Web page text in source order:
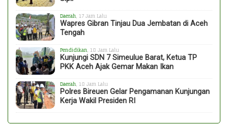
Daerah , 17 Jam Lalu
Wapres Gibran Tinjau Dua Jembatan di Aceh
Tengah
Pendidikan , 18 Jam Lalu
Kunjungi SDN 7 Simeulue Barat, Ketua TP
PKK Aceh Ajak Gemar Makan Ikan
Daerah , 18 Jam Lalu
Polres Bireuen Gelar Pengamanan Kunjungan
Kerja Wakil Presiden RI